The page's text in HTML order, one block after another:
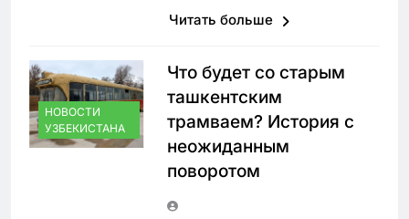
Читать больше
НОВОСТИ
УЗБЕКИСТАНА
Что будет со старым
ташкентским
трамваем? История с
неожиданным
поворотом